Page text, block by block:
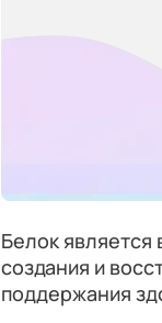
Белок
создания и
поддержания